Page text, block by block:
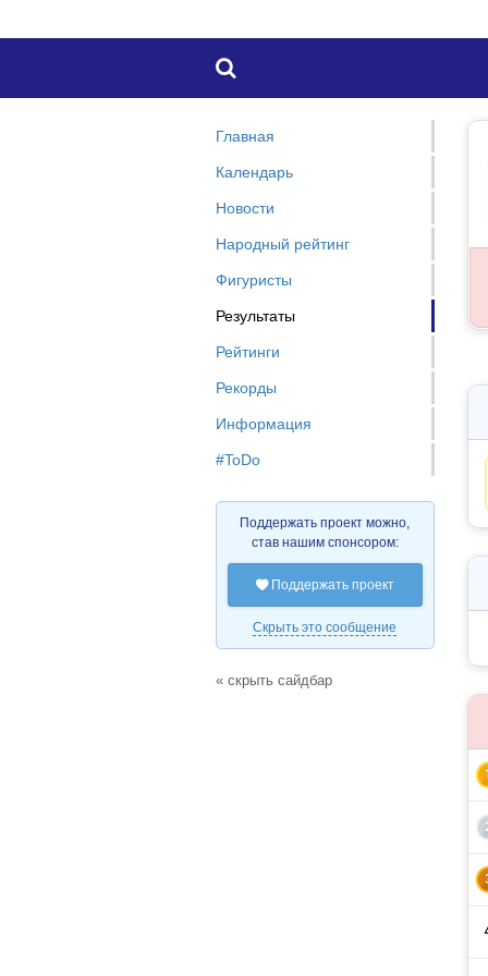

Главная
Календарь
Новости
Народный рейтинг
Фигуристы
Результаты
Рейтинги
Рекорды
Информация
#ToDo
Поддержать проект можно,
став нашим спонсором:
Поддержать проект
Скрыть это сообщение
« скрыть сайдбар